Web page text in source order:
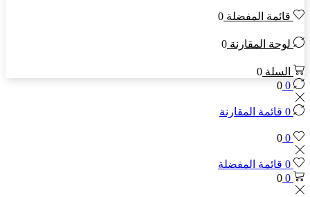
قائمة المفضلة 0
لوحة المقارنة 0
السلة 0
0
0
0 قائمة المقارنة
0
0
0 قائمة المفضلة
0
0